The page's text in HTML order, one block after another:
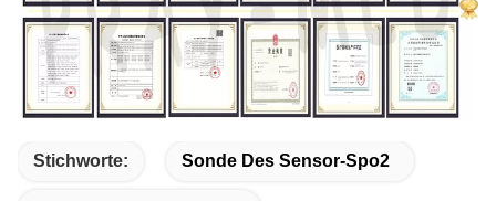
Stichworte: Sonde Des Sensor-Spo2